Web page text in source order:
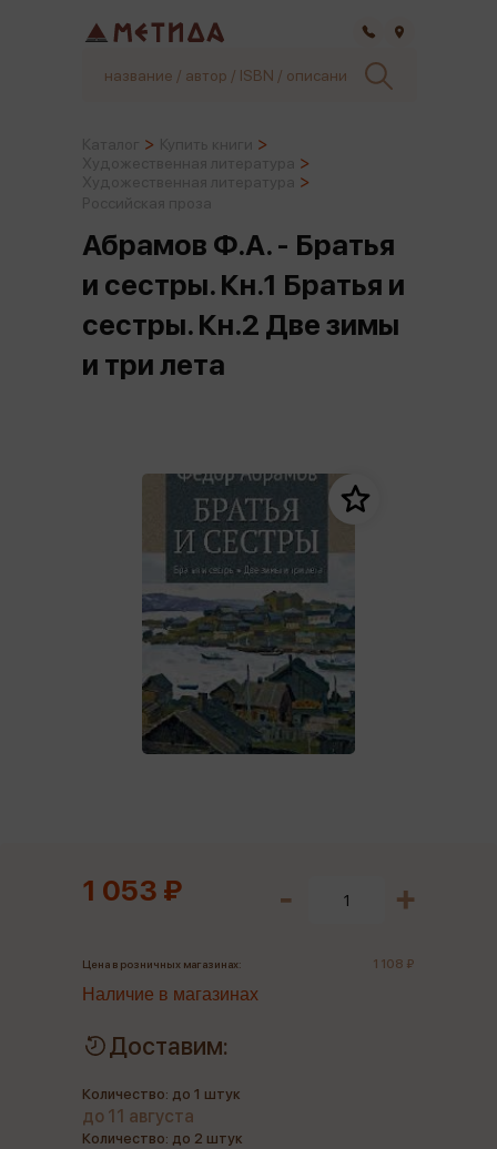
Абрамов Ф.А. - Братья
и сестры. Кн.1 Братья и
сестры. Кн.2 Две зимы
и три лета
1 053 ₽
Цена в розничных магазинах: 1 108 ₽
Наличие в магазинах
Доставим:
Количество: до 1 штук
до 11 августа
Количество: до 2 штук